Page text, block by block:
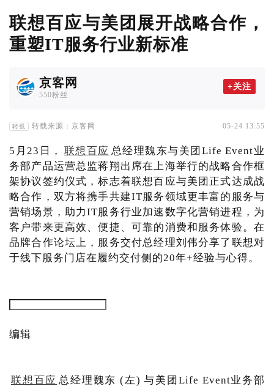
联想百应与美团展开战略合作，
重塑IT服务行业新标准
京客网
550粉丝
+关注
转载 转载来源：京客网 05-24 13:55
5月23日， 联想百应 总经理魏东与美团Life Event业
务部产品运营总监蒋翔出席在上海举行的战略合作框
架协议签约仪式，标志着联想百应与美团正式达成战
略合作，双方将携手共建IT服务领域更丰富的服务与
营销场景，助力IT服务行业加速数字化营销进程，为
客户带来更高效、便捷、可靠的消费和服务体验。在
品牌合作论坛上，服务交付总经理刘伟分享了联想对
于线下服务门店在履约交付侧的20年+经验与心得。
编辑
联想百应 总经理魏东 (左) 与美团Life Event业务部